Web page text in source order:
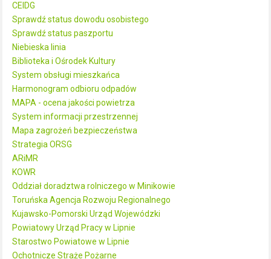
CEIDG
Sprawdź status dowodu osobistego
Sprawdź status paszportu
Niebieska linia
Biblioteka i Ośrodek Kultury
System obsługi mieszkańca
Harmonogram odbioru odpadów
MAPA - ocena jakości powietrza
System informacji przestrzennej
Mapa zagrożeń bezpieczeństwa
Strategia ORSG
ARiMR
KOWR
Oddział doradztwa rolniczego w Minikowie
Toruńska Agencja Rozwoju Regionalnego
Kujawsko-Pomorski Urząd Wojewódzki
Powiatowy Urząd Pracy w Lipnie
Starostwo Powiatowe w Lipnie
Ochotnicze Straże Pożarne